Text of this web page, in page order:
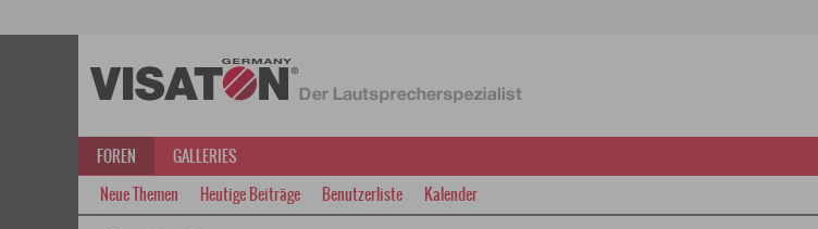
FOREN
GALLERIES
Neue Themen
Heutige Beiträge Benutzerliste Kalender